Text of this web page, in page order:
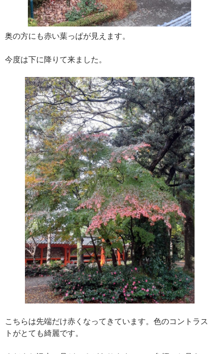
奥の方にも赤い葉っぱが見えます。
今度は下に降りて来ました。
こちらは先端だけ赤くなってきています。色のコントラス
トがとても綺麗です。